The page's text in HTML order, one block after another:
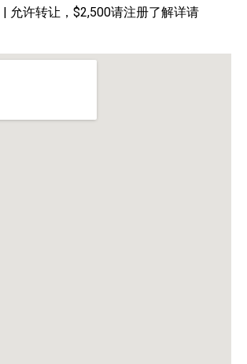
允许转让，$2,500请注册了解详请